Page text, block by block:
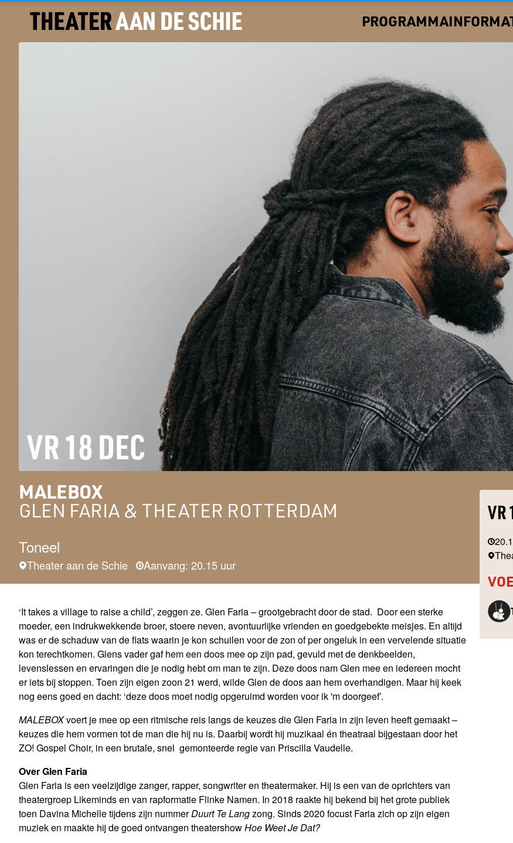
PROGRAMMA
VR 18 DEC
MALEBOX
GLEN FARIA & THEATER ROTTERDAM
Toneel
Theater aan de Schie Aanvang: 20.15 uur
‘It takes a village to raise a child’, zeggen ze. Glen Faria – grootgebracht door de stad. Door een sterke
moeder, een indrukwekkende broer, stoere neven, avontuurlijke vrienden en goedgebekte meisjes. En altijd
was er de schaduw van de flats waarin je kon schuilen voor de zon of per ongeluk in een vervelende situatie
kon terechtkomen. Glens vader gaf hem een doos mee op zijn pad, gevuld met de denkbeelden,
levenslessen en ervaringen die je nodig hebt om man te zijn. Deze doos nam Glen mee en iedereen mocht
er iets bij stoppen. Toen zijn eigen zoon 21 werd, wilde Glen de doos aan hem overhandigen. Maar hij keek
nog eens goed en dacht: ‘deze doos moet nodig opgeruimd worden voor ik 'm doorgeef’.
MALEBOXvoert je mee op een ritmische reis langs de keuzes die Glen Faria in zijn leven heeft gemaakt –
keuzes die hem vormen tot de man die hij nu is. Daarbij wordt hij muzikaal én theatraal bijgestaan door het
ZO! Gospel Choir, in een brutale, snel gemonteerde regie van Priscilla Vaudelle.
Over Glen Faria
Glen Faria is een veelzijdige zanger, rapper, songwriter en theatermaker. Hij is een van de oprichters van
theatergroep Likeminds en van rapformatie Flinke Namen. In 2018 raakte hij bekend bij het grote publiek
toen Davina Michelle tijdens zijn nummerDuurt Te Langzong. Sinds 2020 focust Faria zich op zijn eigen
muziek en maakte hij de goed ontvangen theatershowHoe Weet Je Dat?
VR